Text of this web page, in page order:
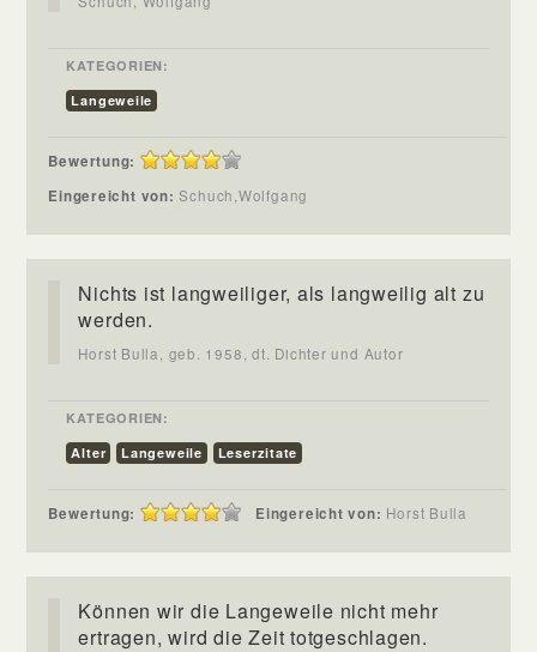
KATEGORIEN:
Langeweile
Bewertung:
Eingereicht von:Schuch,Wolfgang
Nichts ist langweiliger, als langweilig alt zu
werden.
Horst Bulla, geb. 1958, dt. Dichter und Autor
KATEGORIEN:
Alter
Langeweile Leserzitate
Bewertung: Eingereicht von: Horst Bulla
Können wir die Langeweile nicht mehr
ertragen, wird die Zeit totgeschlagen.